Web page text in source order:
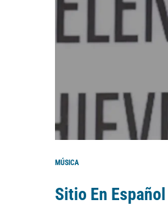
MÚSICA
Sitio En Español